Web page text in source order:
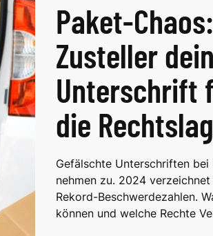
Paket-
Zusteller
Unterschrift
die
Gefälschte Unterschriften bei
nehmen zu. 2024
Rekord-Beschwerdezahlen.
können und welche Rechte